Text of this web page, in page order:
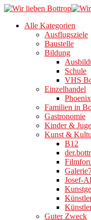
Alle Kategorien
Ausflugsziele
Baustelle
Bildung
Schule
VHS
Einzelhandel
Familien in
Gastronomie
Kinder &
Kunst &
B12
Josef-
Guter Zweck